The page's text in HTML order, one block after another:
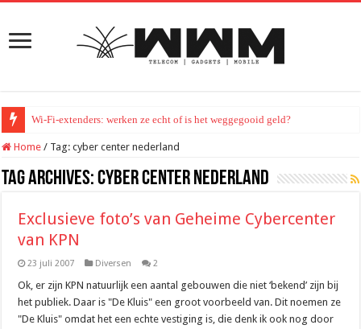
Wi-Fi-extenders: werken ze echt of is het weggegooid geld?
Home / Tag:cyber center nederland
Tag Archives:cyber center nederland
Exclusieve foto’s van Geheime Cybercenter
van KPN
23 juli 2007 Diversen 2
Ok, er zijn KPN natuurlijk een aantal gebouwen die niet ‘bekend’ zijn bij
het publiek. Daar is "De Kluis" een groot voorbeeld van. Dit noemen ze
"De Kluis" omdat het een echte vestiging is, die denk ik ook nog door